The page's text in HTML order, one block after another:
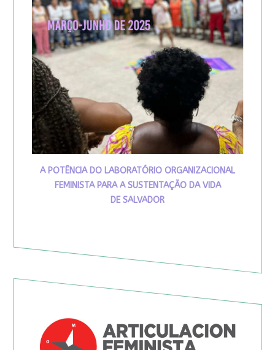
A POTÊNCIA DO LABORATÓRIO ORGANIZACIONAL
FEMINISTA PARA A SUSTENTAÇÃO DA VIDA
DE SALVADOR